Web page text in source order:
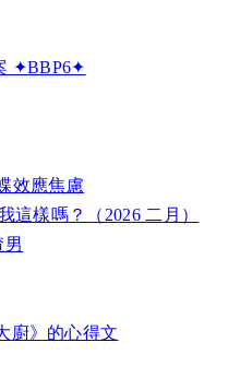
✦BBP6✦
效應焦慮
這樣嗎？（2026 二月）
男
廚》的心得文